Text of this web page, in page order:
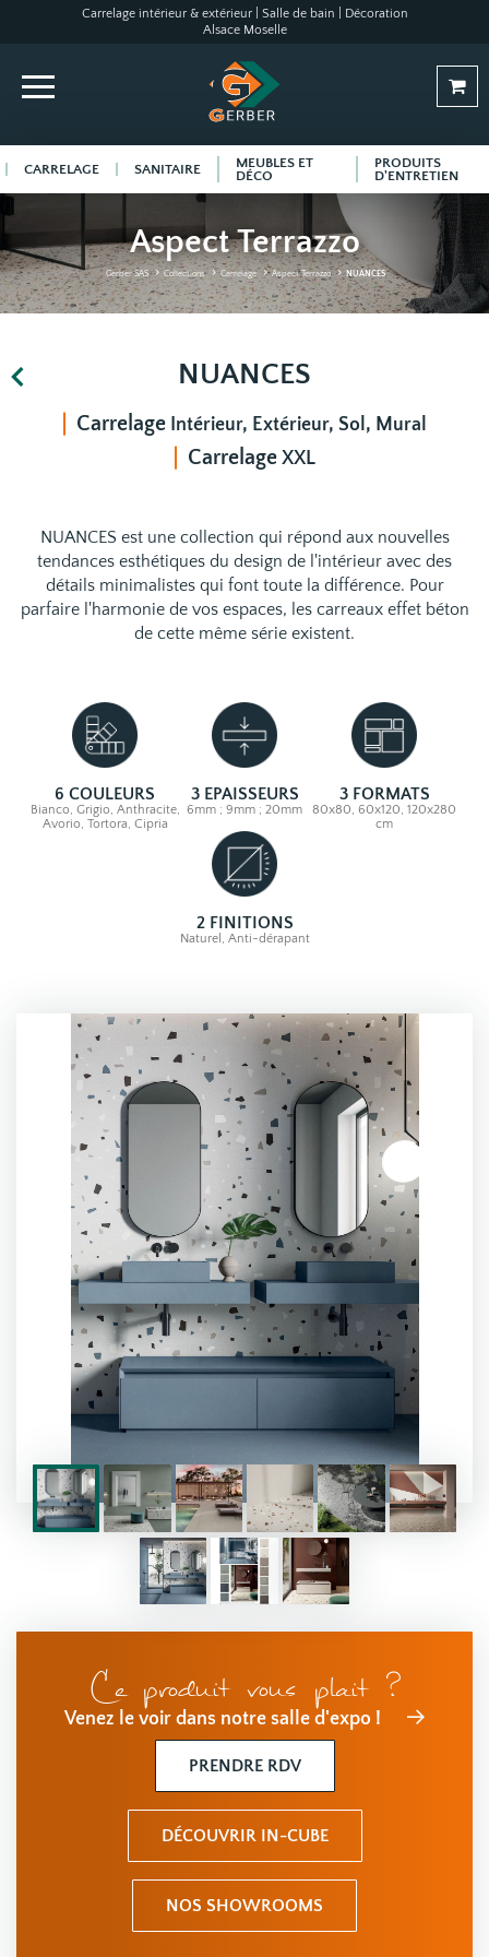
Carrelage intérieur & extérieur | Salle de bain | Décoration
Alsace Moselle
CARRELAGE SANITAIRE
MEUBLES ET
DÉCO
PRODUITS
D'ENTRETIEN
Aspect Terrazzo
Gerber SAS Collections Carrelage Aspect Terrazzo NUANCES
NUANCES
CarrelageIntérieur, Extérieur, Sol, Mural
CarrelageXXL
NUANCES est une collection qui répond aux nouvelles
tendances esthétiques du design de l'intérieur avec des
détails minimalistes qui font toute la différence. Pour
parfaire l'harmonie de vos espaces, les carreaux effet béton
de cette même série existent.
6 COULEURS
Bianco, Grigio, Anthracite,
Avorio, Tortora, Cipria
3 EPAISSEURS
6mm ; 9mm ; 20mm
3 FORMATS
80x80, 60x120, 120x280
cm
2 FINITIONS
Naturel, Anti-dérapant
Ce produit vous plait ?
Venez le voir dans notre salle d'expo !
PRENDRE RDV
DÉCOUVRIR IN-CUBE
NOS SHOWROOMS